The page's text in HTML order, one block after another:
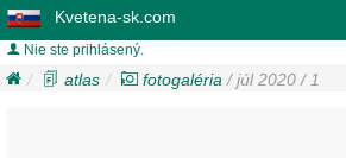
Kvetena-sk.com
Nie ste prihlásený.
atlas fotogaléria / júl 2020 / 1